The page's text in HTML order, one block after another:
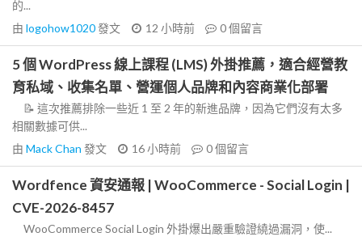
的...
由 logohow1020發文 12 小時前 0個留言
5 個 WordPress 線上課程 (LMS) 外掛推薦，適合經營教
育私域、收集名單、營運個人品牌和內容商業化部署
📝 這次推薦排除一些近 1 至 2 年的新進品牌，因為它們沒有太多
相關數據可供...
由 Mack Chan 發文 16 小時前 0個留言
Wordfence 資安通報 | WooCommerce - Social Login |
CVE-2026-8457
WooCommerce Social Login 外掛爆出嚴重驗證繞過漏洞，使...